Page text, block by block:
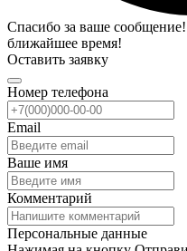
Спасибо за ваше
ближайшее время!
Оставить заявку
Номер телефона
Email
Ваше имя
Комментарий
Персональные данные